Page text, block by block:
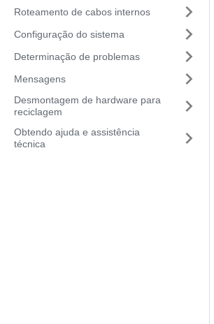
Roteamento de cabos internos
Configuração do sistema
Determinação de problemas
Mensagens
Desmontagem de hardware para
reciclagem
Obtendo ajuda e assistência
técnica